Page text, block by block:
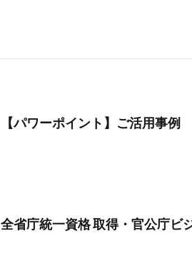
【パワーポイント】ご活用事例
全省庁統一資格 取得・官公庁ビ